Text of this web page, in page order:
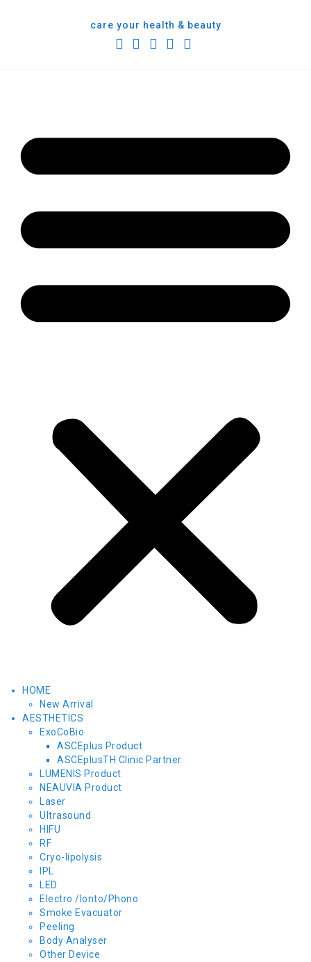
care your health & beauty
HOME
New Arrival
AESTHETICS
ExoCoBio
ASCEplus Product
ASCEplusTH Clinic Partner
LUMENIS Product
NEAUVIA Product
Laser
Ultrasound
HIFU
RF
Cryo-lipolysis
IPL
LED
Electro /Ionto/Phono
Smoke Evacuator
Peeling
Body Analyser
Other Device